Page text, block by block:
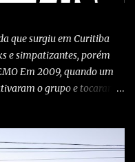
que surgiu em Curitiba
e simpatizantes, porém
Em 2009, quando um
o grupo e tocaram
com Monurb 116,
12-09-09 Onde?